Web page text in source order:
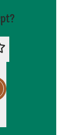
RECEPT